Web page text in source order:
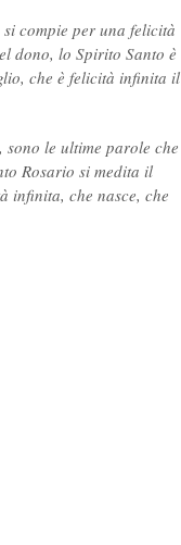
compie per una felicità
dono, lo Spirito Santo è
che è felicità infinita il
le ultime parole che
Rosario si medita il
infinita, che nasce, che